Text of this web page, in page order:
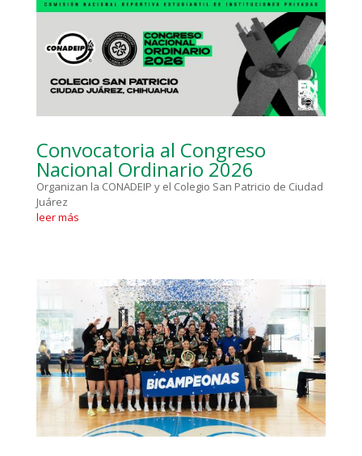
Convocatoria al Congreso
Nacional Ordinario 2026
Organizan la CONADEIP y el Colegio San Patricio de Ciudad
Juárez
leer más